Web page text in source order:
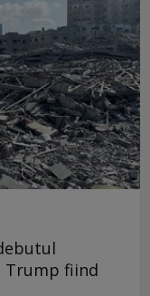
Trump fiind